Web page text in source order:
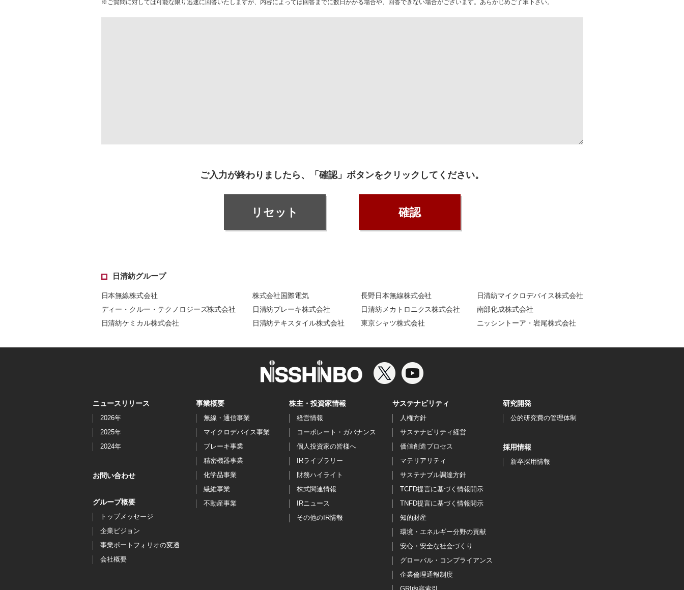
※ご質問に対しては可能な限り迅速に回答いたしますが、内容によっては回答までに数日かかる場合や、回答できない場合がございます。あらかじめご了承下さい。
ご入力が終わりましたら、「確認」ボタンをクリックしてください。
日清紡グループ
日本無線株式会社
ディー・クルー・テクノロジーズ株式会社
日清紡ケミカル株式会社
株式会社国際電気
日清紡ブレーキ株式会社
日清紡テキスタイル株式会社
長野日本無線株式会社
日清紡メカトロニクス株式会社
東京シャツ株式会社
日清紡マイクロデバイス株式会社
南部化成株式会社
ニッシントーア・岩尾株式会社
ニュースリリース
2026年
2025年
2024年
お問い合わせ
グループ概要
トップメッセージ
企業ビジョン
事業ポートフォリオの変遷
会社概要
事業概要
無線・通信事業
マイクロデバイス事業
ブレーキ事業
精密機器事業
化学品事業
繊維事業
不動産事業
株主・投資家情報
経営情報
コーポレート・ガバナンス
個人投資家の皆様へ
IRライブラリー
財務ハイライト
株式関連情報
IRニュース
その他のIR情報
サステナビリティ
人権方針
サステナビリティ経営
価値創造プロセス
マテリアリティ
サステナブル調達方針
TCFD提言に基づく情報開示
TNFD提言に基づく情報開示
知的財産
環境・エネルギー分野の貢献
安心・安全な社会づくり
グローバル・コンプライアンス
企業倫理通報制度
研究開発
公的研究費の管理体制
採用情報
新卒採用情報